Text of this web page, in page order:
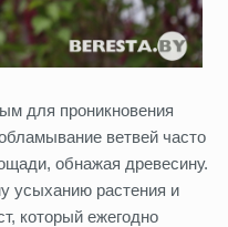
для проникновения
ветвей часто
обнажая древесину.
усыханию растения и
который ежегодно